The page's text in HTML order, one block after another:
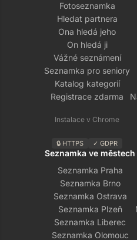
Fotoseznamka
Hledat partnera
Ona hledá jeho
On hledá ji
Vážné seznámení
Seznamka pro seniory
Katalog kategorií
Registrace zdarma
Instalace v Chrome
🔒 HTTPS ✓ GDPR
Seznamka ve městech
Seznamka Praha
Seznamka Brno
Seznamka Ostrava
Seznamka Plzeň
Seznamka Liberec
Seznamka Olomouc